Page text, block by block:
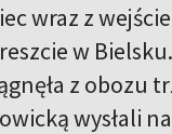
wraz z
w
z obozu
wysłali